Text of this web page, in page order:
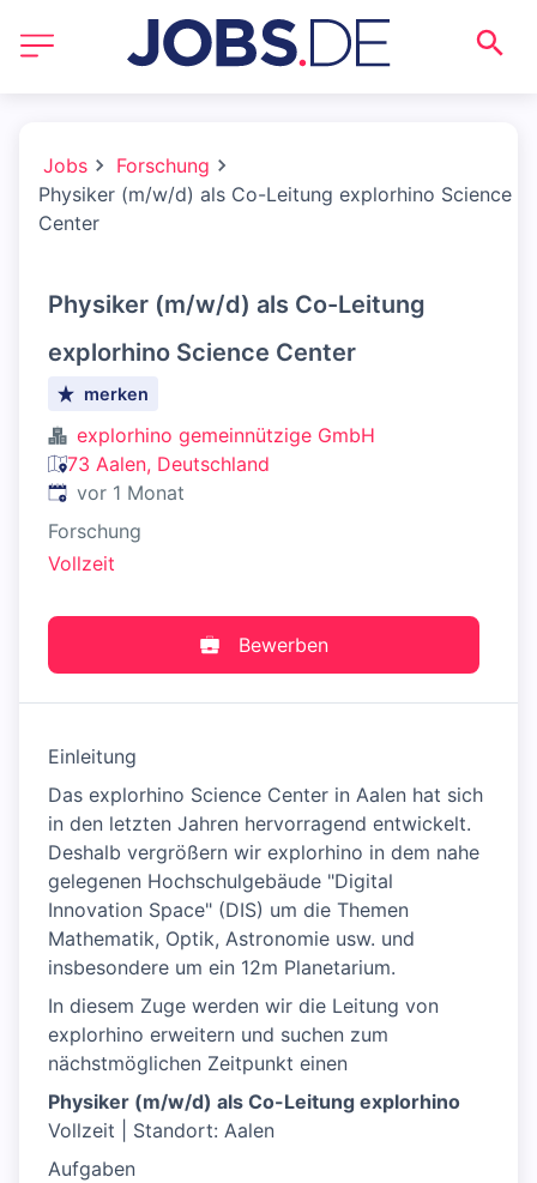
Jobs
Forschung
Physiker (m/w/d) als Co-Leitung explorhino Science
Center
Physiker (m/w/d) als Co-Leitung
explorhino Science Center
merken
explorhino gemeinnützige GmbH
73 Aalen, Deutschland
Veröffentlicht:
vor 1 Monat
Forschung
Vollzeit
Bewerben
Einleitung
Das explorhino Science Center in Aalen hat sich
in den letzten Jahren hervorragend entwickelt.
Deshalb vergrößern wir explorhino in dem nahe
gelegenen Hochschulgebäude "Digital
Innovation Space" (DIS) um die Themen
Mathematik, Optik, Astronomie usw. und
insbesondere um ein 12m Planetarium.
In diesem Zuge werden wir die Leitung von
explorhino erweitern und suchen zum
nächstmöglichen Zeitpunkt einen
Physiker (m/w/d) als Co-Leitung explorhino
Vollzeit | Standort: Aalen
Aufgaben